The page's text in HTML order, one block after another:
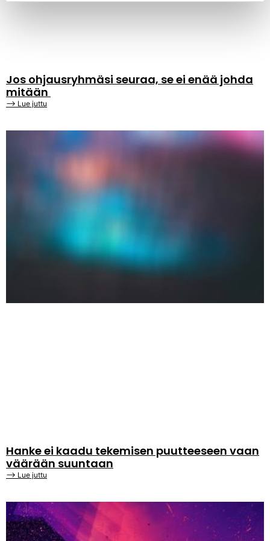
Jos ohjausryhmäsi seuraa, se ei enää johda
mitään
⟶ Lue juttu
Hanke ei kaadu tekemisen puutteeseen vaan
väärään suuntaan
⟶ Lue juttu